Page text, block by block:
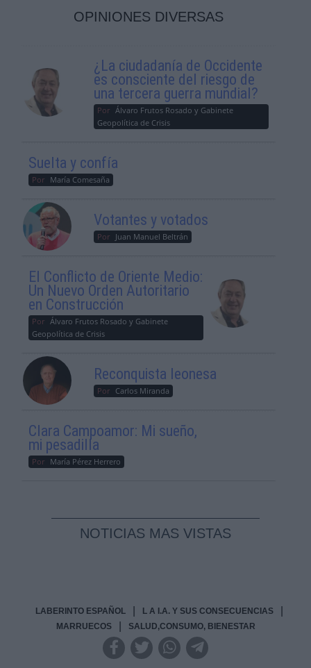
OPINIONES DIVERSAS
¿La ciudadanía de Occidente
es consciente del riesgo de
una tercera guerra mundial?
Por Álvaro Frutos Rosado y Gabinete
Geopolítica de Crisis
Suelta y confía
Por María Comesaña
Votantes y votados
Por Juan Manuel Beltrán
El Conflicto de Oriente Medio:
Un Nuevo Orden Autoritario
en Construcción
Por Álvaro Frutos Rosado y Gabinete
Geopolítica de Crisis
Reconquista leonesa
Por Carlos Miranda
Clara Campoamor: Mi sueño,
mi pesadilla
Por María Pérez Herrero
NOTICIAS MAS VISTAS
LABERINTO ESPAÑOL L A I.A. Y SUS CONSECUENCIAS
MARRUECOS SALUD,CONSUMO, BIENESTAR